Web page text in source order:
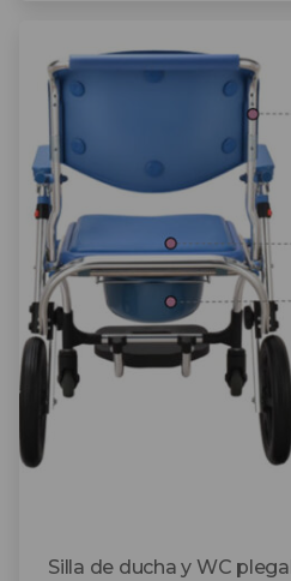
Silla de ducha y WC